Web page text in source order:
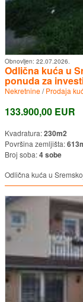
Obnovljen: 22.07.2026.
Odlična kuća u
ponuda za
Nekretnine/Prodaja
133.900,00 EUR
Kvadratura:230m2
Površina zemljišta:
Broj soba:4 sobe
Odlična kuća u